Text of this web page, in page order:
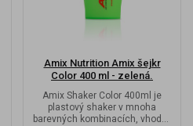
Amix Nutrition Amix šejkr
Color 400 ml - zelená.
Amix Shaker Color 400ml je
plastový shaker v mnoha
barevných kombinacích, vhodný